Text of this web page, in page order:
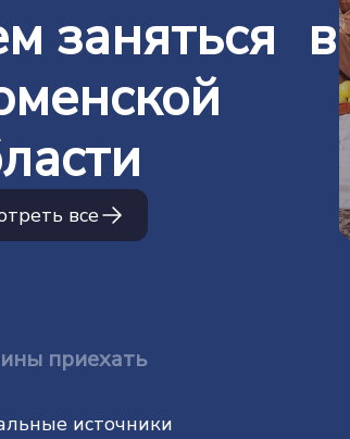
заняться в
все
приехать
источники